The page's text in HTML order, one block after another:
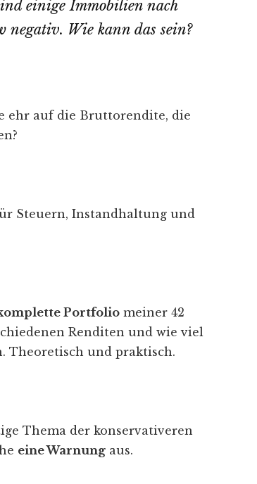
einige Immobilien nach
negativ. Wie kann das sein?
ehr auf die Bruttorendite, die
Steuern, Instandhaltung und
Portfolio meiner 42
Renditen und wie viel
Theoretisch und praktisch.
Thema der konservativeren
eine Warnung aus.